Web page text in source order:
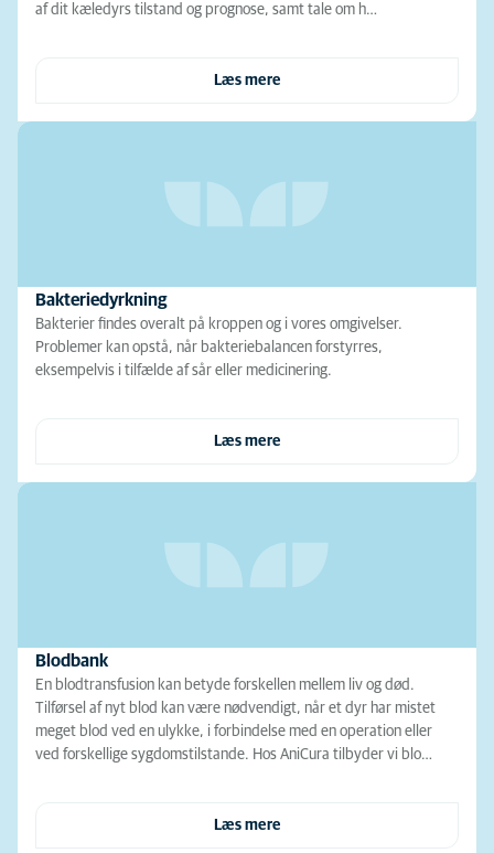
af dit kæledyrs tilstand og prognose, samt tale om h…
Læs mere
Bakteriedyrkning
Bakterier findes overalt på kroppen og i vores omgivelser.
Problemer kan opstå, når bakteriebalancen forstyrres,
eksempelvis i tilfælde af sår eller medicinering.
Læs mere
Blodbank
En blodtransfusion kan betyde forskellen mellem liv og død.
Tilførsel af nyt blod kan være nødvendigt, når et dyr har mistet
meget blod ved en ulykke, i forbindelse med en operation eller
ved forskellige sygdomstilstande. Hos AniCura tilbyder vi blo…
Læs mere